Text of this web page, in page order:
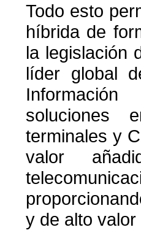
Todo esto
híbrida de
la legislación
líder global
soluciones
terminales y
valor
y de alto valor